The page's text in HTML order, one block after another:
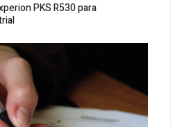
PKS R530 para